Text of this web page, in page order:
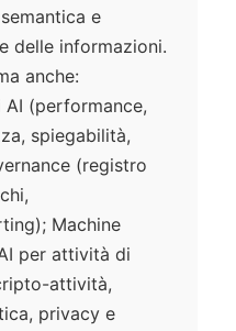
e
delle informazioni.
anche:
(performance,
spiegabilità,
(registro
Machine
per attività di
attività,
privacy e